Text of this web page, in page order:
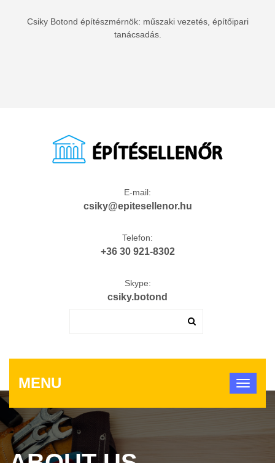
Csiky Botond építészmérnök: műszaki vezetés, építőipari
tanácsadás.
E-mail:
csiky@epitesellenor.hu
Telefon:
+36 30 921-8302
Skype:
csiky.botond
MENU